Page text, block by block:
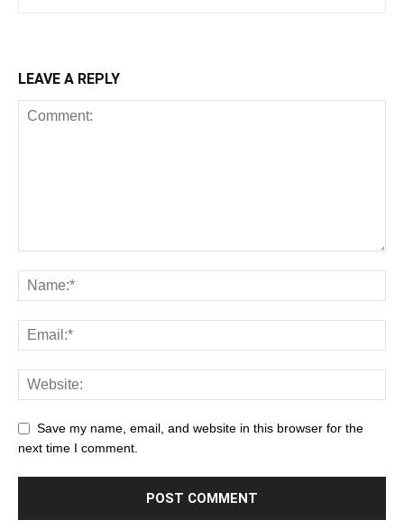
LEAVE A REPLY
Save my name, email, and website in this browser for the
next time I comment.